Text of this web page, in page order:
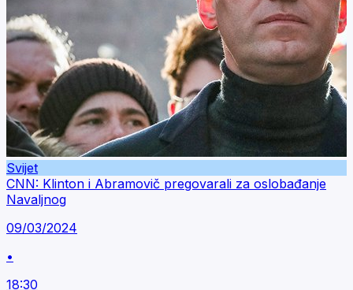
Svijet
CNN: Klinton i Abramovič pregovarali za oslobađanje
Navaljnog
09/03/2024
•
18:30